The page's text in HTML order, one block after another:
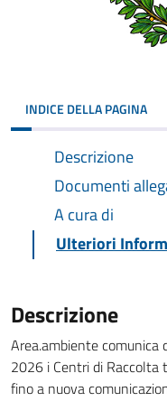
INDICE DELLA PAGINA
Descrizione
Documenti
A cura di
Ulteriori
Descrizione
Area.ambiente comunica
2026 i Centri di Raccolta
fino a nuova